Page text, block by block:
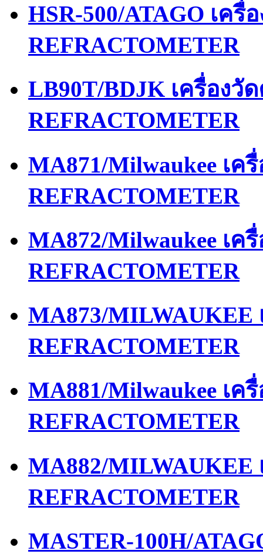
HSR-500/ATAGO เค
REFRACTOMETER
LB90T/BDJK เครื่องวั
REFRACTOMETER
MA871/Milwaukee เ
REFRACTOMETER
MA872/Milwaukee เค
REFRACTOMETER
MA873/MILWAUKEE
REFRACTOMETER
MA881/Milwaukee เค
REFRACTOMETER
MA882/
REFRACTOMETER
MASTER-100H/